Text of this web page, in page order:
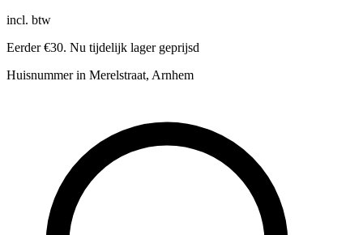
incl. btw
Eerder €30. Nu tijdelijk lager geprijsd
Huisnummer in Merelstraat, Arnhem